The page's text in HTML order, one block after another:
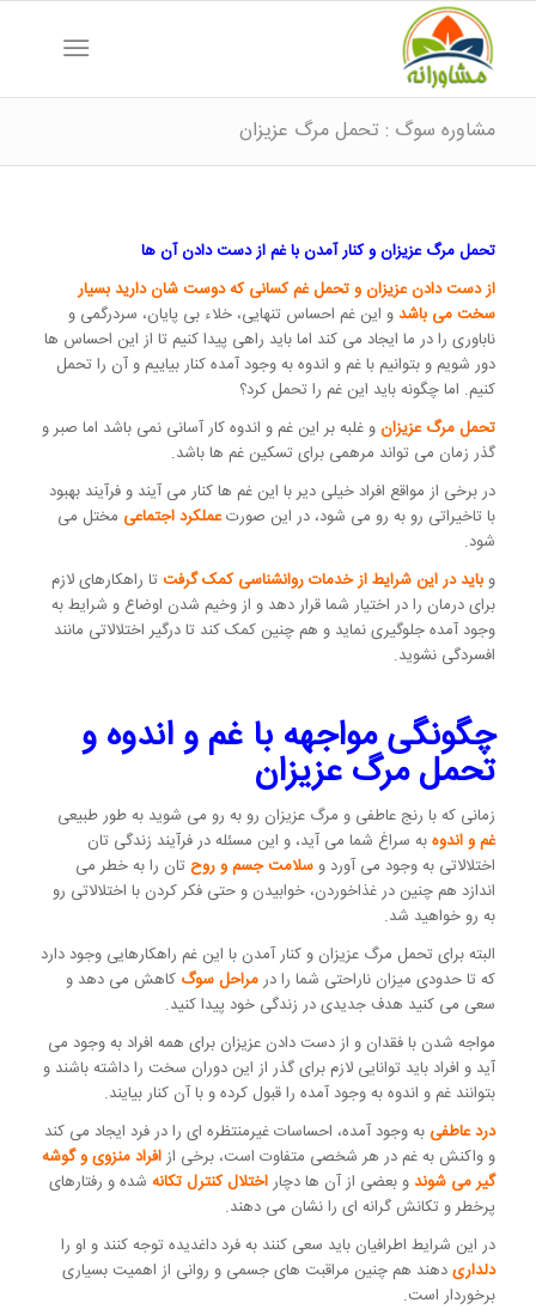
مشاوره سوگ : تحمل مرگ عزیزان
تحمل مرگ عزیزان و کنار آمدن با غم از دست دادن آن ها
از دست دادن عزیزان و تحمل غم کسانی که دوست شان دارید بسیار
سخت می باشدو این غم احساس تنهایی، خلاء بی پایان، سردرگمی و
ناباوری را در ما ایجاد می کند اما باید راهی پیدا کنیم تا از این احساس ها
دور شویم و بتوانیم با غم و اندوه به وجود آمده کنار بیاییم و آن را تحمل
کنیم. اما چگونه باید این غم را تحمل کرد؟
تحمل مرگ عزیزانو غلبه بر این غم و اندوه کار آسانی نمی باشد اما صبر و
گذر زمان می تواند مرهمی برای تسکین غم ها باشد.
در برخی از مواقع افراد خیلی دیر با این غم ها کنار می آیند و فرآیند بهبود
با تاخیراتی رو به رو می شود، در این صورتعملکرد اجتماعی مختل می
شود.
و باید در این شرایط از خدمات روانشناسی کمک گرفتتا راهکارهای لازم
برای درمان را در اختیار شما قرار دهد و از وخیم شدن اوضاع و شرایط به
وجود آمده جلوگیری نماید و هم چنین کمک کند تا درگیر اختلالاتی مانند
افسردگی نشوید.
چگونگی مواجهه با غم و اندوه و
تحمل مرگ عزیزان
زمانی که با رنج عاطفی و مرگ عزیزان رو به رو می شوید به طور طبیعی
غم و اندوهبه سراغ شما می آید، و این مسئله در فرآیند زندگی تان
اختلالاتی به وجود می آورد و سلامت جسم و روح تان را به خطر می
اندازد هم چنین در غذاخوردن، خوابیدن و حتی فکر کردن با اختلالاتی رو
به رو خواهید شد.
البته برای تحمل مرگ عزیزان و کنار آمدن با این غم راهکارهایی وجود دارد
که تا حدودی میزان ناراحتی شما را درمراحل سوگ کاهش می دهد و
سعی می کنید هدف جدیدی در زندگی خود پیدا کنید.
مواجه شدن با فقدان و از دست دادن عزیزان برای همه افراد به وجود می
آید و افراد باید توانایی لازم برای گذر از این دوران سخت را داشته باشند و
بتوانند غم و اندوه به وجود آمده را قبول کرده و با آن کنار بیایند.
درد عاطفی به وجود آمده، احساسات غیرمنتظره ای را در فرد ایجاد می کند
و واکنش به غم در هر شخصی متفاوت است، برخی ازافراد منزوی و گوشه
گیر می شوندو بعضی از آن ها دچاراختلال کنترل تکانه شده و رفتارهای
پرخطر و تکانش گرانه ای را نشان می دهند.
در این شرایط اطرافیان باید سعی کنند به فرد داغدیده توجه کنند و او را
دلداری دهند هم چنین مراقبت های جسمی و روانی از اهمیت بسیاری
برخوردار است.